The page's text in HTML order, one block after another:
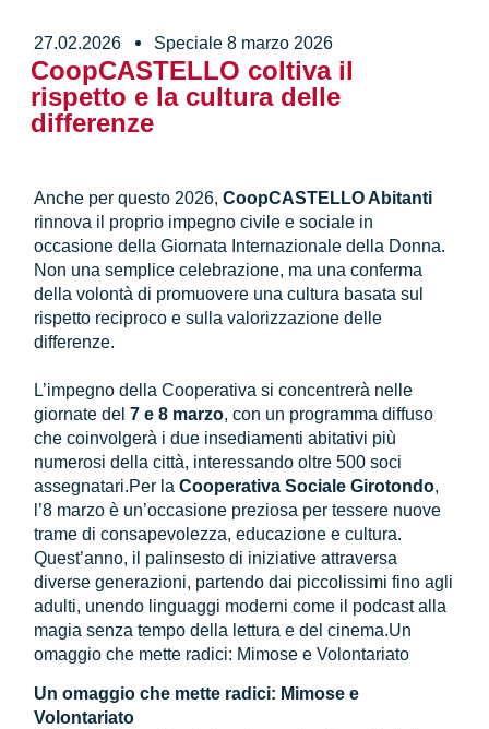
27.02.2026 Speciale 8 marzo 2026
CoopCASTELLO coltiva il
rispetto e la cultura delle
differenze
Anche per questo 2026,CoopCASTELLO Abitanti
rinnova il proprio impegno civile e sociale in
occasione della Giornata Internazionale della Donna.
Non una semplice celebrazione, ma una conferma
della volontà di promuovere una cultura basata sul
rispetto reciproco e sulla valorizzazione delle
differenze.
L’impegno della Cooperativa si concentrerà nelle
giornate del7 e 8 marzo, con un programma diffuso
che coinvolgerà i due insediamenti abitativi più
numerosi della città, interessando oltre 500 soci
assegnatari.Per laCooperativa Sociale Girotondo,
l’8 marzo è un’occasione preziosa per tessere nuove
trame di consapevolezza, educazione e cultura.
Quest’anno, il palinsesto di iniziative attraversa
diverse generazioni, partendo dai piccolissimi fino agli
adulti, unendo linguaggi moderni come il podcast alla
magia senza tempo della lettura e del cinema.Un
omaggio che mette radici: Mimose e Volontariato
Un omaggio che mette radici: Mimose e
Volontariato